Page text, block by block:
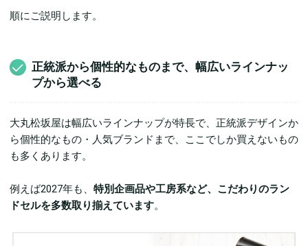
順にご説明します。
正統派から個性的なものまで、幅広いラインナッ
プから選べる
大丸松坂屋は幅広いラインナップが特長で、正統派デザインか
ら個性的なもの・人気ブランドまで、ここでしか買えないもの
も多くあります。
例えば2027年も、 特別企画品や工房系など、こだわりのラン
ドセルを多数取り揃えています。